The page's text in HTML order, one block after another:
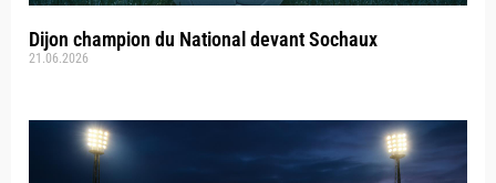
Dijon champion du National devant Sochaux
21.06.2026